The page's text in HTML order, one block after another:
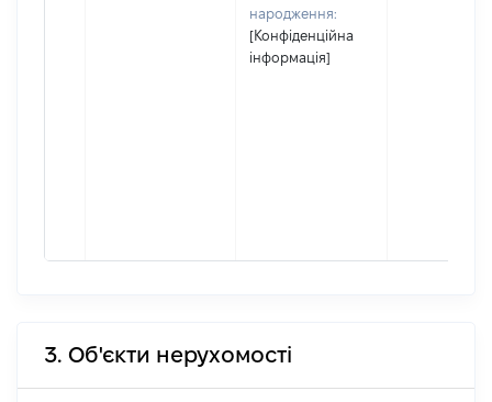
народження:
[Конфіденційна
інформація]
3. Об'єкти нерухомості